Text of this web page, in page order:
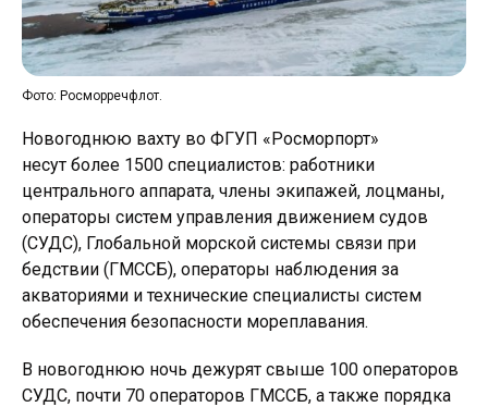
Фото: Росморречфлот.
Новогоднюю вахту во ФГУП «Росморпорт»
несут более 1500 специалистов: работники
центрального аппарата, члены экипажей, лоцманы,
операторы систем управления движением судов
(СУДС), Глобальной морской системы связи при
бедствии (ГМССБ), операторы наблюдения за
акваториями и технические специалисты систем
обеспечения безопасности мореплавания.
В новогоднюю ночь дежурят свыше 100 операторов
СУДС, почти 70 операторов ГМССБ, а также порядка